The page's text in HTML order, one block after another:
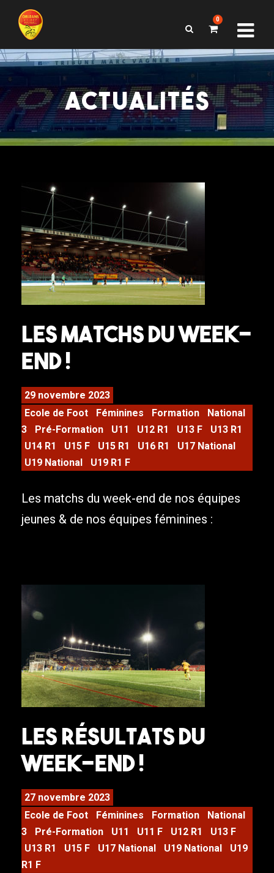
0
ACTUALITÉS
Les matchs du week-
end !
29 novembre 2023
Ecole de Foot
Féminines Formation
National
3
Pré-Formation U11 U12 R1 U13 F
U13 R1
U14 R1
U15 F U15 R1 U16 R1
U17 National
U19 National
U19 R1 F
Les matchs du week-end de nos équipes
jeunes & de nos équipes féminines :
Les résultats du
week-end !
27 novembre 2023
Ecole de Foot
Féminines Formation
National
3
Pré-Formation U11 U11 F U12 R1
U13 F
U13 R1
U15 F U17 National U19 National
U19
R1 F